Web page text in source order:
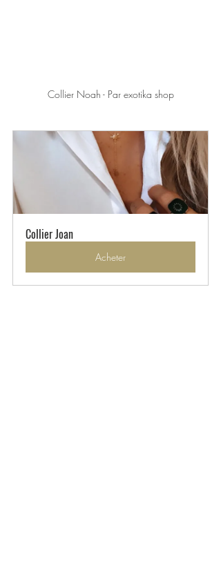
Collier Noah - Par exotika shop
Collier Joan
Acheter